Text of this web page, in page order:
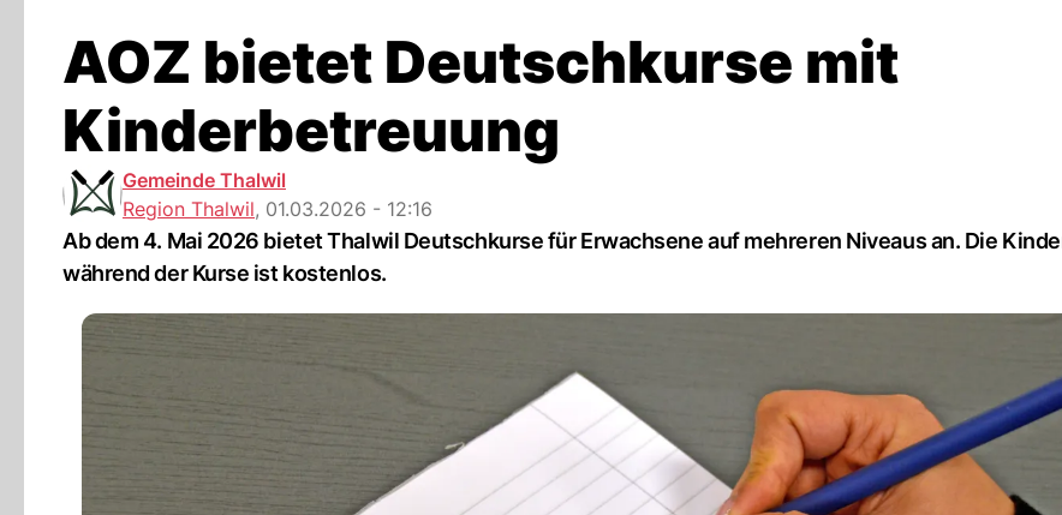
AOZ bietet Deutschkurse mit
Kinderbetreuung
Gemeinde Thalwil
Region Thalwil, 01.03.2026 - 12:16
Ab dem 4. Mai 2026 bietet Thalwil Deutschkurse für Erwachsene auf mehreren Niveaus an. Die
während der Kurse ist kostenlos.